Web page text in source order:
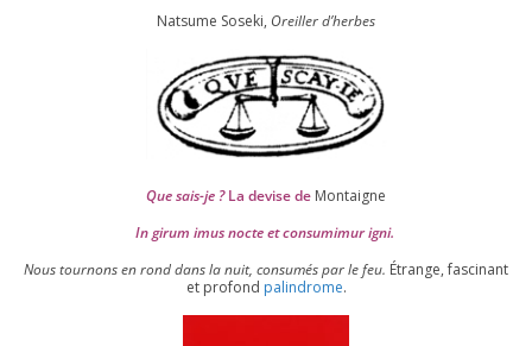
Natsume Soseki, Oreiller d’herbes
Que sais-je ?La devise de Montaigne
In girum imus nocte et consu­mi­mur igni.
Nous tour­nons en rond dans la nuit, consu­més par le feu. Étrange, fas­ci­nant
et pro­fond palin­drome.